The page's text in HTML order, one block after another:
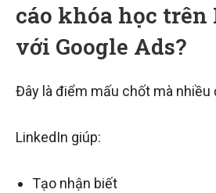
cáo khóa học
với Google Ads?
Đây là điểm mấu chốt mà nhiều
LinkedIn giúp:
Tạo nhận biết